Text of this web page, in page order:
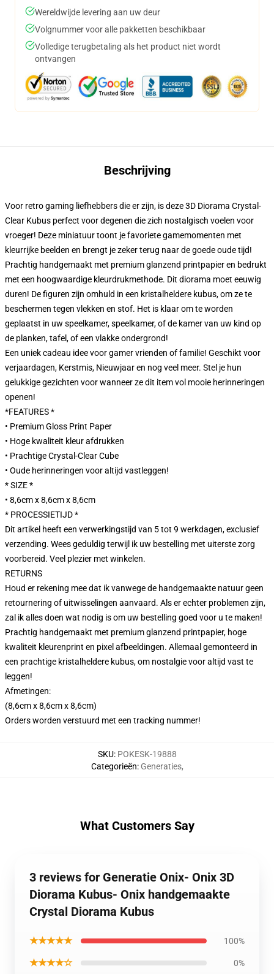
Wereldwijde levering aan uw deur
Volgnummer voor alle pakketten beschikbaar
Volledige terugbetaling als het product niet wordt
ontvangen
Beschrijving
Voor retro gaming liefhebbers die er zijn, is deze 3D Diorama Crystal-
Clear Kubus perfect voor degenen die zich nostalgisch voelen voor
vroeger! Deze miniatuur toont je favoriete gamemomenten met
kleurrijke beelden en brengt je zeker terug naar de goede oude tijd!
Prachtig handgemaakt met premium glanzend printpapier en bedrukt
met een hoogwaardige kleurdrukmethode. Dit diorama moet eeuwig
duren! De figuren zijn omhuld in een kristalheldere kubus, om ze te
beschermen tegen vlekken en stof. Het is klaar om te worden
geplaatst in uw speelkamer, speelkamer, of de kamer van uw kind op
de planken, tafel, of een vlakke ondergrond!
Een uniek cadeau idee voor gamer vrienden of familie! Geschikt voor
verjaardagen, Kerstmis, Nieuwjaar en nog veel meer. Stel je hun
gelukkige gezichten voor wanneer ze dit item vol mooie herinneringen
openen!
*FEATURES *
• Premium Gloss Print Paper
• Hoge kwaliteit kleur afdrukken
• Prachtige Crystal-Clear Cube
• Oude herinneringen voor altijd vastleggen!
* SIZE *
• 8,6cm x 8,6cm x 8,6cm
* PROCESSIETIJD *
Dit artikel heeft een verwerkingstijd van 5 tot 9 werkdagen, exclusief
verzending. Wees geduldig terwijl ik uw bestelling met uiterste zorg
voorbereid. Veel plezier met winkelen.
RETURNS
Houd er rekening mee dat ik vanwege de handgemaakte natuur geen
retournering of uitwisselingen aanvaard. Als er echter problemen zijn,
zal ik alles doen wat nodig is om uw bestelling goed voor u te maken!
Prachtig handgemaakt met premium glanzend printpapier, hoge
kwaliteit kleurenprint en pixel afbeeldingen. Allemaal gemonteerd in
een prachtige kristalheldere kubus, om nostalgie voor altijd vast te
leggen!
Afmetingen:
(8,6cm x 8,6cm x 8,6cm)
Orders worden verstuurd met een tracking nummer!
SKU: POKESK-19888
Categorieën: Generaties,
What Customers Say
3 reviews for Generatie Onix- Onix 3D
Diorama Kubus- Onix handgemaakte
Crystal Diorama Kubus
★★★★★ 100%
★★★★☆ 0%